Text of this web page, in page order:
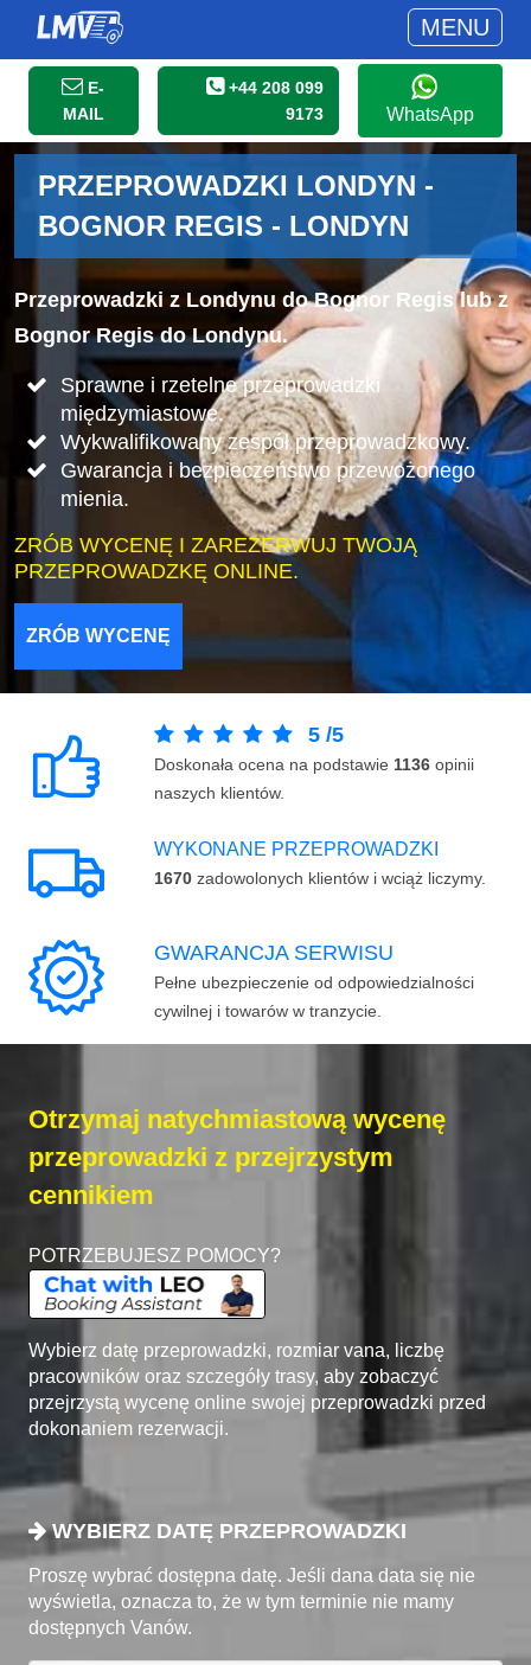
MENU
E-
MAIL
+44 208 099
9173
WhatsApp
PRZEPROWADZKI LONDYN -
BOGNOR REGIS - LONDYN
Przeprowadzki z Londynu do Bognor Regis lub z
Bognor Regis do Londynu.
Sprawne i rzetelne przeprowadzki
międzymiastowe.
Wykwalifikowany zespół przeprowadzkowy.
Gwarancja i bezpieczeństwo przewożonego
mienia.
ZRÓB WYCENĘ I ZAREZERWUJ TWOJĄ
PRZEPROWADZKĘ ONLINE.
ZRÓB WYCENĘ
5 /5
Doskonała ocena na podstawie 1136 opinii
naszych klientów.
WYKONANE PRZEPROWADZKI
1670 zadowolonych klientów i wciąż liczymy.
GWARANCJA SERWISU
Pełne ubezpieczenie od odpowiedzialności
cywilnej i towarów w tranzycie.
Otrzymaj natychmiastową wycenę
przeprowadzki z przejrzystym
cennikiem
POTRZEBUJESZ POMOCY?
Wybierz datę przeprowadzki, rozmiar vana, liczbę
pracowników oraz szczegóły trasy, aby zobaczyć
przejrzystą wycenę online swojej przeprowadzki przed
dokonaniem rezerwacji.
WYBIERZ DATĘ PRZEPROWADZKI
Proszę wybrać dostępna datę. Jeśli dana data się nie
wyświetla, oznacza to, że w tym terminie nie mamy
dostępnych Vanów.